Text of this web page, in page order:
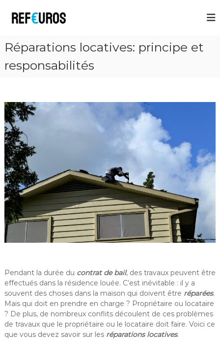
E
u
Réparations locatives: principe et
responsabilités
Pendant la durée du contrat de bail, des travaux peuvent être
effectués dans la résidence louée. C’est inévitable : il y a
souvent des choses dans la maison qui doivent être réparées.
Mais qui doit en prendre en charge ? Propriétaire ou locataire
? De plus, de nombreux conflits découlent de ces problèmes
de travaux que le propriétaire ou le locataire doit faire. Voici ce
que vous devez savoir sur les réparations locatives.